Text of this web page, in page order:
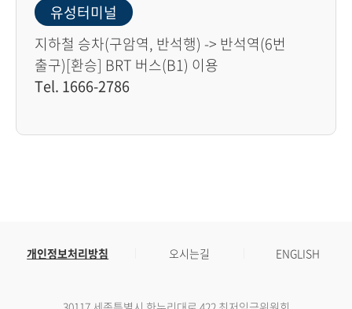
유성터미널
지하철 승차(구암역, 반석행) -> 반석역(6번
출구)[환승] BRT 버스(B1) 이용
Tel. 1666-2786
개인정보처리방침 오시는길 ENGLISH